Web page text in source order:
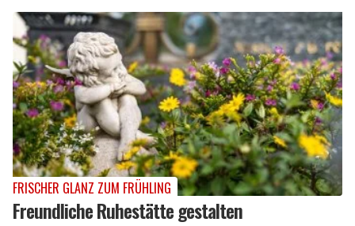
FRISCHER GLANZ ZUM FRÜHLING
Freundliche Ruhestätte gestalten